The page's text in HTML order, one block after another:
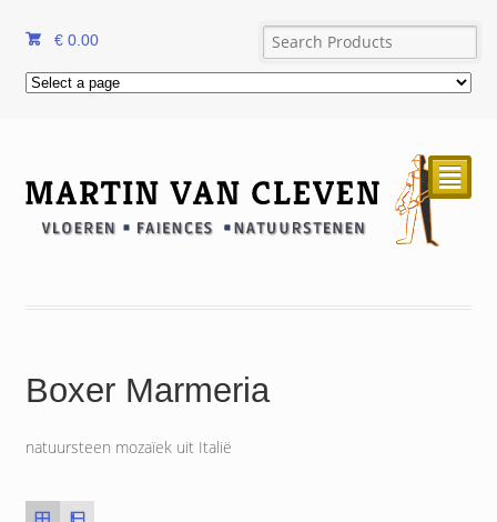
€ 0.00
²
Boxer Marmeria
natuursteen mozaïek uit Italië